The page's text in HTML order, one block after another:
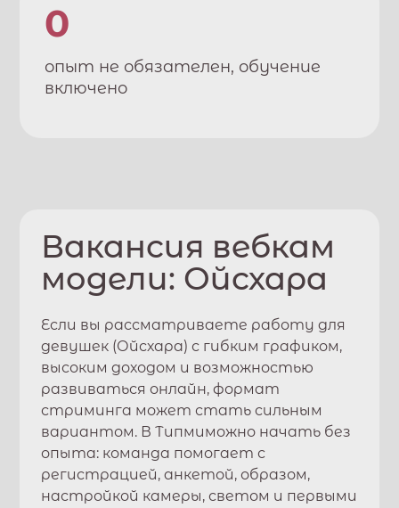
0
опыт не обязателен, обучение
включено
Вакансия вебкам
модели: Ойсхара
Если вы рассматриваете работу для
девушек (Ойсхара) с гибким графиком,
высоким доходом и возможностью
развиваться онлайн, формат
стриминга может стать сильным
вариантом. ВТипмиможно начать без
опыта: команда помогает с
регистрацией, анкетой, образом,
настройкой камеры, светом и первыми